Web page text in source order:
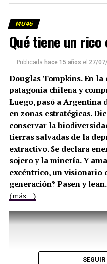
MU46
Qué tiene un rico
Publicada hace 15 años el 27/
Douglas Tompkins. En la
patagonia chilena y
Luego, pasó a Argentina
en zonas estratégicas.
conservar la
tierras salvadas de la
extractivo. Se declara
sojero y la minería. Y
excéntrico, un visionario
generación? Pasen y lean.
(más…)
SEGUIR